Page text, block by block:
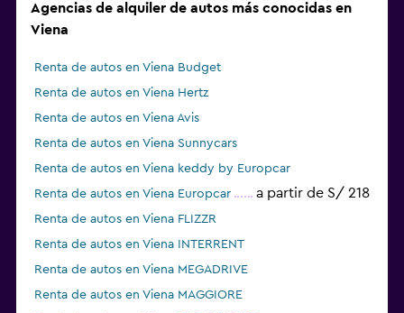
Agencias de alquiler de autos más conocidas en
Viena
Renta de autos en Viena Budget
Renta de autos en Viena Hertz
Renta de autos en Viena Avis
Renta de autos en Viena Sunnycars
Renta de autos en Viena keddy by Europcar
Renta de autos en Viena Europcar
a partir de S/ 218
Renta de autos en Viena FLIZZR
Renta de autos en Viena INTERRENT
Renta de autos en Viena MEGADRIVE
Renta de autos en Viena MAGGIORE